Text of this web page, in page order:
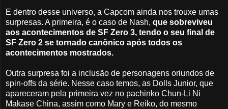
E dentro desse universo, a Capcom ainda nos trouxe umas
surpresas. A primeira, é o caso de Nash, que sobreviveu
aos acontecimentos de SF Zero 3, tendo o seu final de
SF Zero 2 se tornado canônico após todos os
acontecimentos mostrados.
Outra surpresa foi a inclusão de personagens oriundos de
spin-offs da série. Nesse caso temos, as Dolls Junior, que
apareceram pela primeira vez no pachinko Chun-Li Ni
Makase China, assim como Mary e Reiko, do mesmo